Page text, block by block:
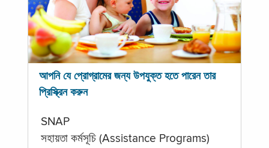
আপনি যে প্রোগ্রামের জন্য উপযুক্ত হতে পারেন তার
প্রিস্ক্রিন করুন
SNAP
সহায়তা কর্মসূচি (Assistance Programs)